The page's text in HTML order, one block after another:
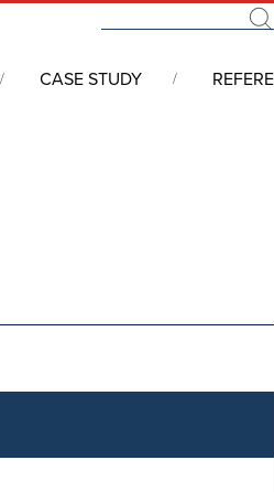
CASE STUDY